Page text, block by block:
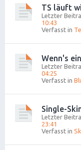
TS läuft
Letzter
10:43
Verfasst in
Wenn's
Letzter
04:25
Verfasst in
Single-
Letzter
23:41
Verfasst in